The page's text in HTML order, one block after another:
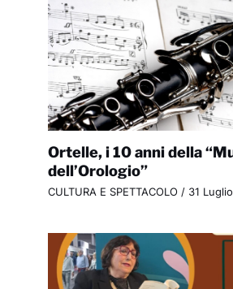
Ortelle, i 10 anni della
dell’Orologio”
CULTURA E SPETTACOLO / 31